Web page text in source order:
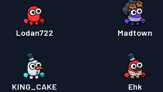
Lodan722 Madtown
KING_CAKE Ehk